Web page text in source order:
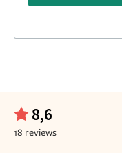
8,6
18 reviews